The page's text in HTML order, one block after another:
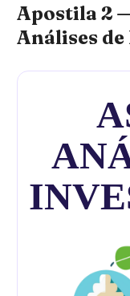
Apostila 2
Análises